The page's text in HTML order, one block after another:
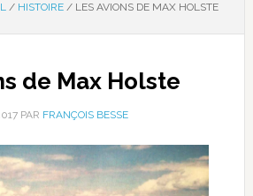
/ HISTOIRE /LES AVIONS DE MAX HOLSTE
de Max Holste
PAR FRANÇOIS BESSE